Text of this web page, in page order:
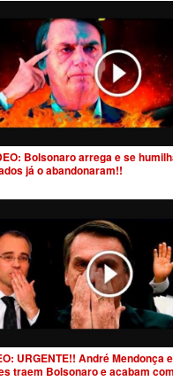
Bolsonaro arrega e se
já o abandonaram!!
URGENTE!! André Mendonça
traem Bolsonaro e acabam